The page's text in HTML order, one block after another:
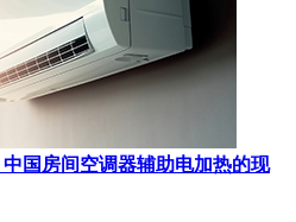
中国房间空调器辅助电加热的现